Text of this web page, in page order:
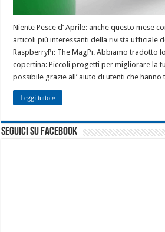
Niente Pesce d’ Aprile: anche questo mese
articoli più interessanti della rivista ufficiale
RaspberryPi: The MagPi. Abbiamo tradotto
copertina: Piccoli progetti per migliorare la
possibile grazie all’ aiuto di utenti che
Leggi tutto »
seguici su facebook